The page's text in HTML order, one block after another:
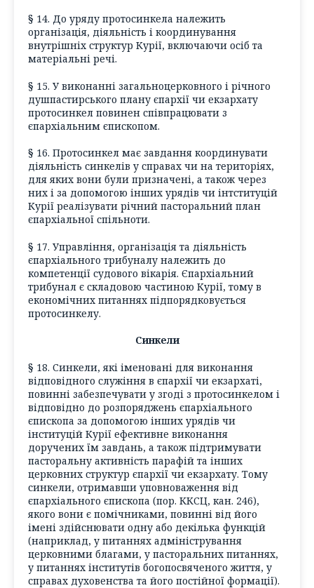
§ 14. До уряду протосинкела належить
організація, діяльність і координування
внутрішніх структур Курії, включаючи осіб та
матеріальні речі.
§ 15. У виконанні загальноцерковного і річного
душпастирського плану єпархії чи екзархату
протосинкел повинен співпрацювати з
єпархіальним єпископом.
§ 16. Протосинкел має завдання координувати
діяльність синкелів у справах чи на територіях,
для яких вони були призначені, а також через
них і за допомогою інших урядів чи інтституцій
Курії реалізувати річний пасторальний план
єпархіальної спільноти.
§ 17. Управління, організація та діяльність
єпархіального трибуналу належить до
компетенції судового вікарія. Єпархіальний
трибунал є складовою частиною Курії, тому в
економічних питаннях підпорядковується
протосинкелу.
Синкели
§ 18. Синкели, які іменовані для виконання
відповідного служіння в єпархії чи екзархаті,
повинні забезпечувати у згоді з протосинкелом і
відповідно до розпоряджень єпархіального
єпископа за допомогою інших урядів чи
інституцій Курії ефективне виконання
доручених їм завдань, а також підтримувати
пасторальну активність парафій та інших
церковних структур єпархії чи екзархату. Тому
синкели, отримавши уповноваження від
єпархіального єпископа (пор. ККСЦ, кан. 246),
якого вони є помічниками, повинні від його
імені здійснювати одну або декілька функцій
(наприклад, у питаннях адміністрування
церковними благами, у пасторальних питаннях,
у питаннях інститутів богопосвяченого життя, у
справах духовенства та його постійної формації).